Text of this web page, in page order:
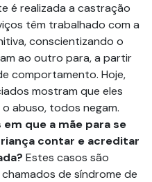
é realizada a castração
têm trabalhado com a
conscientizando o
ao outro para, a partir
comportamento. Hoje,
mostram que eles
abuso, todos negam.
que a mãe para se
contar e acreditar
Estes casos são
de síndrome de